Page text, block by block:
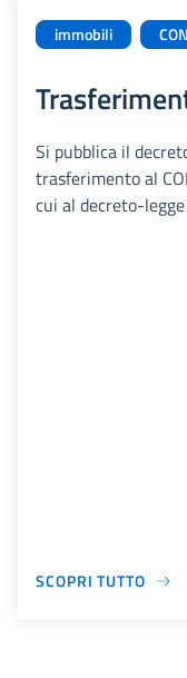
immobili
Si pubblica il
trasferimento al
cui al decreto-
SCOPRI TUTTO